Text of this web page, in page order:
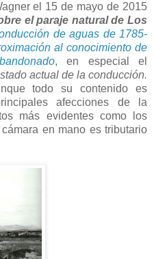
el 15 de mayo de 2015
el paraje natural de Los
de aguas de1785-
al conocimiento de
,en especial el
actual de la conducción.
todo su contenido es
afecciones de la
más evidentes como los
en mano es tributario